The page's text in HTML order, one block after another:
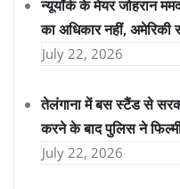
न्यूयॉर्क के मेयर जोहरान
का अधिकार नहीं, अमेरिकी
July 22, 2026
तेलंगाना में बस स्टैंड से
करने के बाद पुलिस ने
July 22, 2026